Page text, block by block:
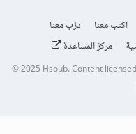
اكتب معنا
درّب معنا
مركز المساعدة
© 2025Hsoub.Content